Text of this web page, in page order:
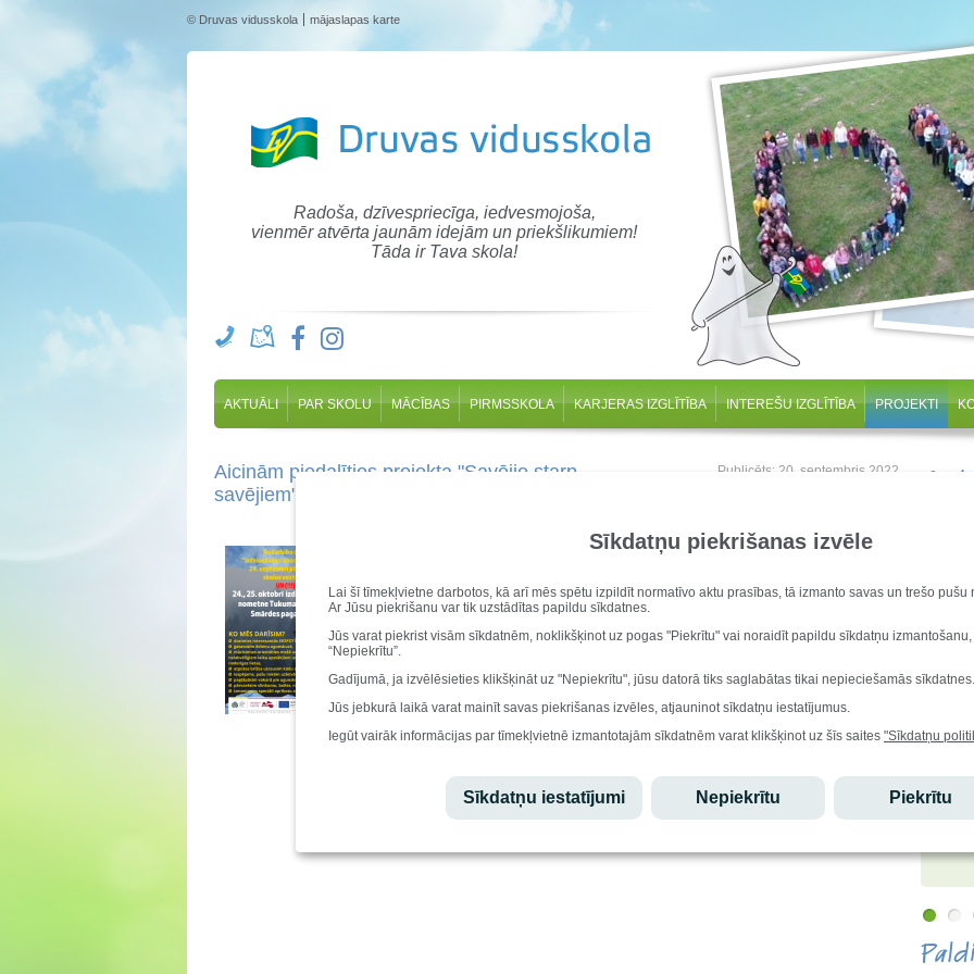
Sīkdatņu piekrišanas izvēle
Lai šī tīmekļvietne darbotos, kā arī mēs spētu izpildīt normatīvo aktu prasības, tā izmanto savas un trešo
Ar Jūsu piekrišanu var tik uzstādītas papildu sīkdatnes.
Jūs varat piekrist visām sīkdatnēm, noklikšķinot uz pogas "Piekrītu" vai noraidīt papildu sīkdatņu
“Nepiekrītu”.
Gadījumā, ja izvēlēsieties klikšķināt uz "Nepiekrītu", jūsu datorā tiks saglabātas tikai nepieciešamās sīkdatnes.
Jūs jebkurā laikā varat mainīt savas piekrišanas izvēles, atjauninot sīkdatņu iestatījumus.
Iegūt vairāk informācijas par tīmekļvietnē izmantotajām sīkdatnēm varat klikšķinot uz šīs saites "Sīkdatņu
Sīkdatņu iestatījumi Nepiekrītu Piekrītu
© Druvas vidusskola mājaslapas karte
Radoša, dzīvespriecīga, iedvesmojoša,
vienmēr atvērta jaunām idejām un priekšlikumiem!
Tāda ir Tava skola!
AKTUĀLI PAR SKOLU MĀCĪBAS PIRMSSKOLA KARJERAS IZGLĪTĪBA INTEREŠU IZGLĪTĪBA PROJEKTI
Aicinām piedalīties projekta "Savējie starp
savējiem" aktivitātēs!
Publicēts: 20. septembris 2022
5.-9. klašu skolēni tiek aicināti piedalīties projekta "Savējie starp savējiem"
riska jauniešu iesaiste jaunatnes iniciatīvu projektos” ietvaros, un to īsteno biedrība
“Drošas dzīves vides attīstības biedrība “Oāze””.
atzinību